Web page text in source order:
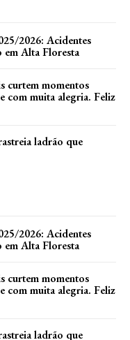
2026: Acidentes
em Alta Floresta
curtem momentos
com muita alegria. Feliz
ladrão que
2026: Acidentes
em Alta Floresta
curtem momentos
com muita alegria. Feliz
ladrão que